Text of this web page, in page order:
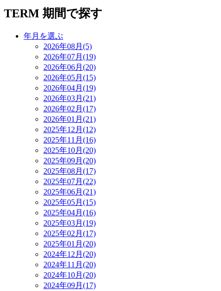
TERM 期間で探す
年月を選ぶ
2026年08月(5)
2026年07月(19)
2026年06月(20)
2026年05月(15)
2026年04月(19)
2026年03月(21)
2026年02月(17)
2026年01月(21)
2025年12月(12)
2025年11月(16)
2025年10月(20)
2025年09月(20)
2025年08月(17)
2025年07月(22)
2025年06月(21)
2025年05月(15)
2025年04月(16)
2025年03月(19)
2025年02月(17)
2025年01月(20)
2024年12月(20)
2024年11月(20)
2024年10月(20)
2024年09月(17)